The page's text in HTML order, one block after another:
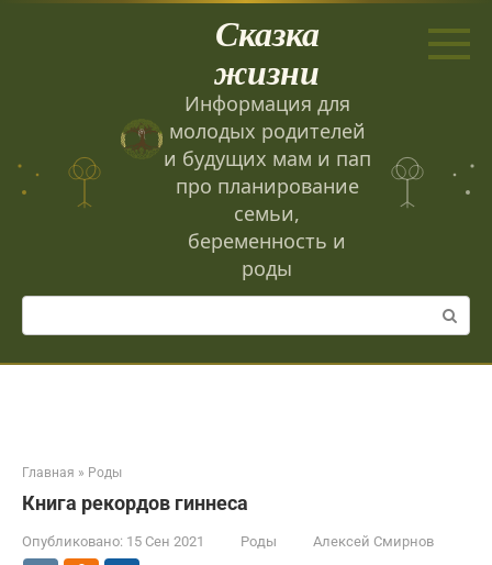
Сказка
жизни
Информация для
молодых родителей
и будущих мам и пап
про планирование
семьи,
беременность и
роды
Поиск:
Главная » Роды
Книга рекордов гиннеса
Опубликовано: 15 Сен 2021 Роды Алексей Смирнов